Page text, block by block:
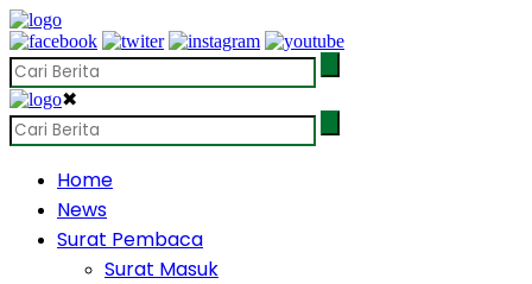
✖
Home
News
Surat Pembaca
Surat Masuk